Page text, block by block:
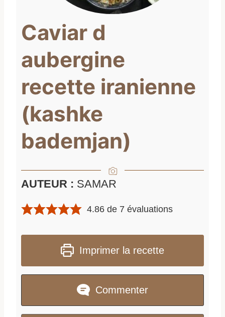
Caviar d
aubergine
recette iranienne
(kashke
bademjan)
AUTEUR : SAMAR
4.86 de 7 évaluations
Imprimer la recette
Commenter